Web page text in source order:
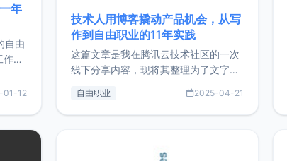
年
自由
。
习、
01-12
技术人用博客撬动产品机会，从写
作到自由职业的11年实践
这篇文章是我在腾讯云技术社区的一次
线下分享内容，现将其整理为了文字
版，分享了写博客11年来的经历，以及
通过博客过渡到做产品和走向自由职业
的一个小故事。文中还首次公开了我的
自由职业 2025-04-21